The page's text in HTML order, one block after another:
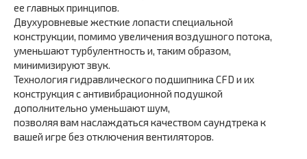
ее главных принципов.
Двухуровневые жесткие лопасти специальной
конструкции, помимо увеличения воздушного потока,
уменьшают турбулентность и, таким образом,
минимизируют звук.
Технология гидравлического подшипника CFD и их
конструкция с антивибрационной подушкой
дополнительно уменьшают шум,
позволяя вам наслаждаться качеством саундтрека к
вашей игре без отключения вентиляторов.